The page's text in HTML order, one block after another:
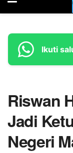
Ikuti
Riswan
Jadi
Negeri